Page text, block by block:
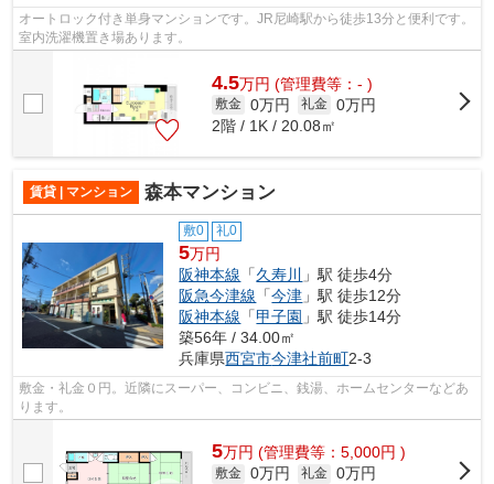
オートロック付き単身マンションです。JR尼崎駅から徒歩13分と便利です。
室内洗濯機置き場あります。
4.5万円 (管理費等：- )
敷金 0万円 礼金 0万円
2階 / 1K / 20.08㎡
賃貸 | マンション 森本マンション
敷0 礼0
5万円
阪神本線 「久寿川
」駅 徒歩4分
阪急今津線 「今津 」駅 徒歩12分
阪神本線 「甲子園 」駅 徒歩14分
築56年 / 34.00㎡
兵庫県西宮市今津社前町2-3
敷金・礼金０円。近隣にスーパー、コンビニ、銭湯、ホームセンターなどあ
ります。
5万円 (管理費等：5,000円 )
敷金 0万円 礼金 0万円